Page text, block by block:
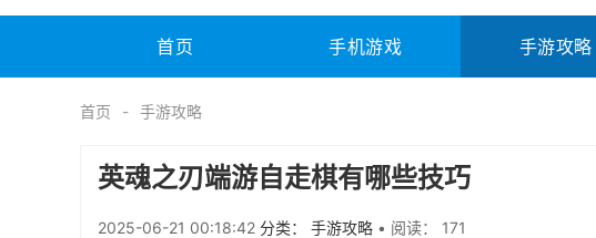
电脑软件 其它类别 图形软件 安全相关
未分类 综合其它
首页 手机游戏 手游攻略
首页 手游攻略
英魂之刃端游自走棋有哪些技巧
2025-06-21 00:18:42 分类： 手游攻略 • 阅读： 171